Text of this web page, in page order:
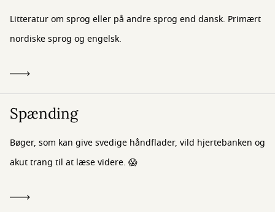
Litteratur om sprog eller på andre sprog end dansk. Primært
nordiske sprog og engelsk.
Spænding
Bøger, som kan give svedige håndflader, vild hjertebanken og
akut trang til at læse videre. 😱